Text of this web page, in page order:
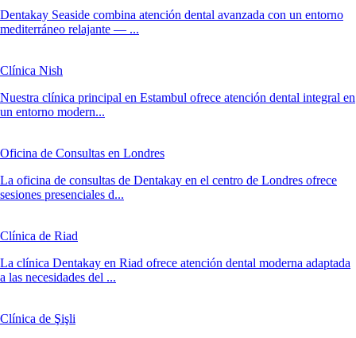
Dentakay Seaside combina atención dental avanzada con un entorno
mediterráneo relajante — ...
Clínica Nish
Nuestra clínica principal en Estambul ofrece atención dental integral en
un entorno modern...
Oficina de Consultas en Londres
La oficina de consultas de Dentakay en el centro de Londres ofrece
sesiones presenciales d...
Clínica de Riad
La clínica Dentakay en Riad ofrece atención dental moderna adaptada
a las necesidades del ...
Clínica de Şişli